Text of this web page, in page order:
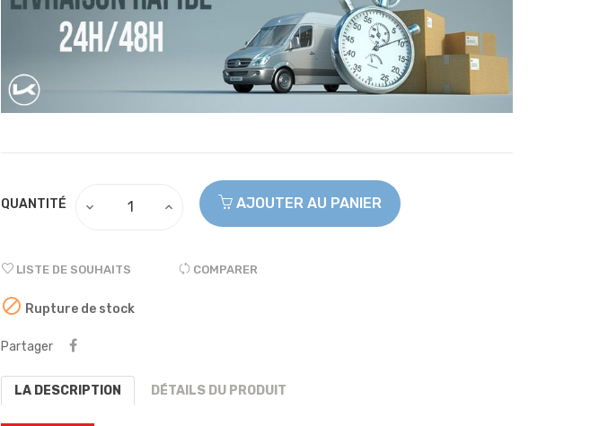
QUANTITÉ AJOUTER AU PANIER
LISTE DE SOUHAITS COMPARER
 Rupture de stock
Partager
LA DESCRIPTION DÉTAILS DU PRODUIT